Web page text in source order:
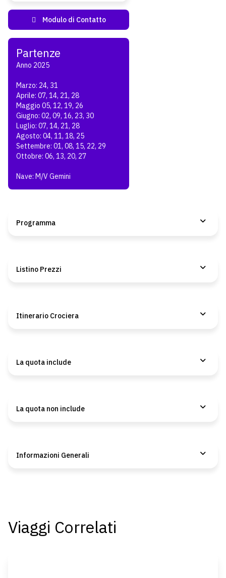
Anno 2025
Marzo: 24, 31
Aprile: 07, 14, 21, 28
Maggio 05, 12, 19, 26
Giugno: 02, 09, 16, 23, 30
Luglio: 07, 14, 21, 28
Agosto: 04, 11, 18, 25
Settembre: 01, 08, 15, 22, 29
Ottobre: 06, 13, 20, 27
Nave: M/V Gemini
Programma
Listino Prezzi
Itinerario Crociera
La quota include
La quota non include
Informazioni Generali
Viaggi Correlati